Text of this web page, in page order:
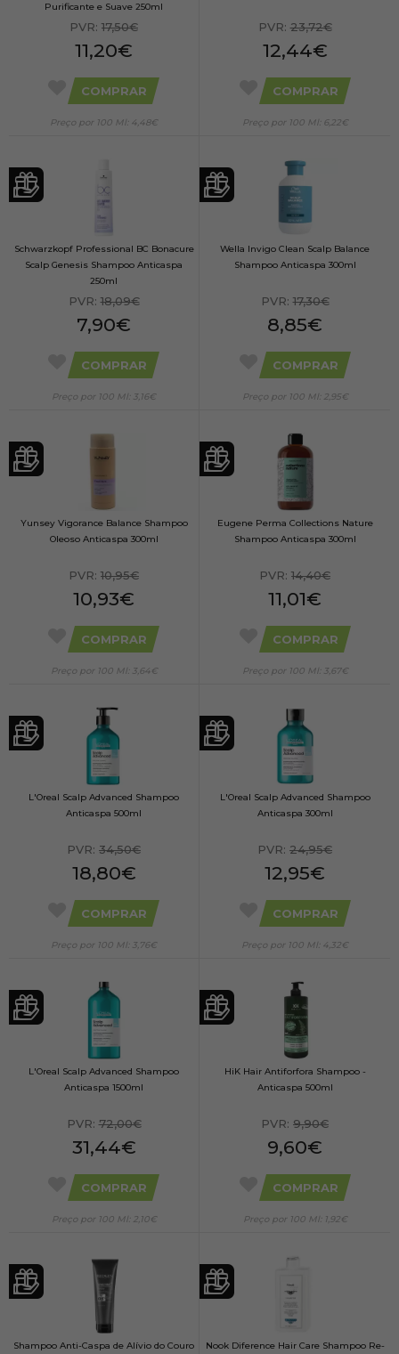
Purificante e Suave 250ml
PVR: 17,50€
11,20€
COMPRAR
Preço por 100 Ml: 4,48€
PVR:23,72€
12,44€
COMPRAR
Preço por 100 Ml: 6,22€
Schwarzkopf Professional BC Bonacure
Scalp Genesis Shampoo Anticaspa
250ml
PVR:18,09€
7,90€
COMPRAR
Preço por 100 Ml: 3,16€
Wella Invigo Clean Scalp Balance
Shampoo Anticaspa 300ml
PVR:17,30€
8,85€
COMPRAR
Preço por 100 Ml: 2,95€
Yunsey Vigorance Balance Shampoo
Oleoso Anticaspa 300ml
PVR: 10,95€
10,93€
COMPRAR
Preço por 100 Ml: 3,64€
Eugene Perma Collections Nature
Shampoo Anticaspa 300ml
PVR: 14,40€
11,01€
COMPRAR
Preço por 100 Ml: 3,67€
L'Oreal Scalp Advanced Shampoo
Anticaspa 500ml
PVR: 34,50€
18,80€
COMPRAR
Preço por 100 Ml: 3,76€
L'Oreal Scalp Advanced Shampoo
Anticaspa 300ml
PVR: 24,95€
12,95€
COMPRAR
Preço por 100 Ml: 4,32€
L'Oreal Scalp Advanced Shampoo
Anticaspa 1500ml
PVR:72,00€
31,44€
COMPRAR
Preço por 100 Ml: 2,10€
HiK Hair Antiforfora Shampoo -
Anticaspa 500ml
PVR: 9,90€
9,60€
COMPRAR
Preço por 100 Ml: 1,92€
Shampoo Anti-Caspa de Alívio do Couro
Nook Diference Hair Care Shampoo Re-